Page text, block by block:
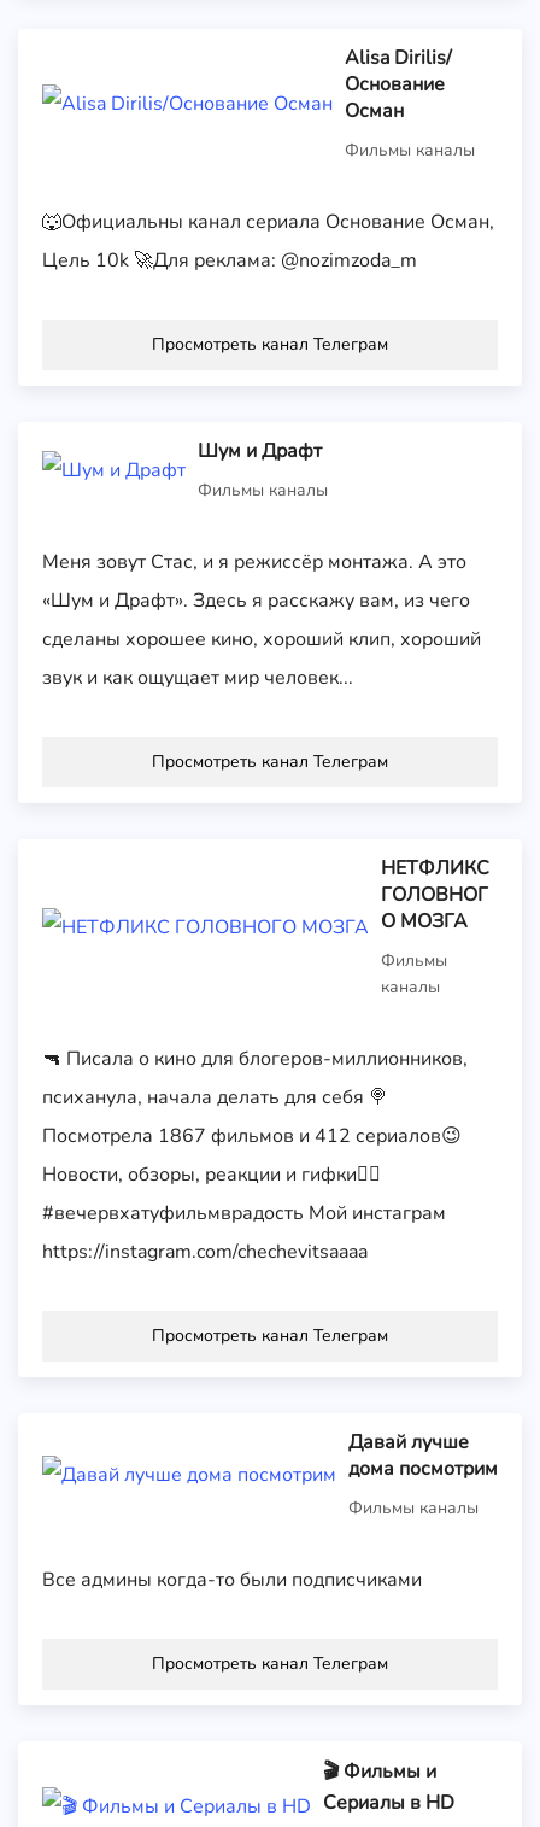
Alisa Dirilis/
Основание
Осман
Фильмы каналы
🐺Официальны канал сериала Основание Осман,
Цель 10k 🚀Для реклама: @nozimzoda_m
Просмотреть канал Телеграм
Шум и Драфт
Фильмы каналы
Меня зовут Стас, и я режиссёр монтажа. А это
«Шум и Драфт». Здесь я расскажу вам, из чего
сделаны хорошее кино, хороший клип, хороший
звук и как ощущает мир человек...
Просмотреть канал Телеграм
НЕТФЛИКС
ГОЛОВНОГ
О МОЗГА
Фильмы
каналы
🔫 Писала о кино для блогеров-миллионников,
психанула, начала делать для себя 🍭
Посмотрела 1867 фильмов и 412 сериалов😉
Новости, обзоры, реакции и гифки👌🏼
#вечервхатуфильмврадость Мой инстаграм
https://instagram.com/chechevitsaaaa
Просмотреть канал Телеграм
Давай лучше
дома посмотрим
Фильмы каналы
Все админы когда-то были подписчиками
Просмотреть канал Телеграм
🎬 Фильмы и
Сериалы в HD